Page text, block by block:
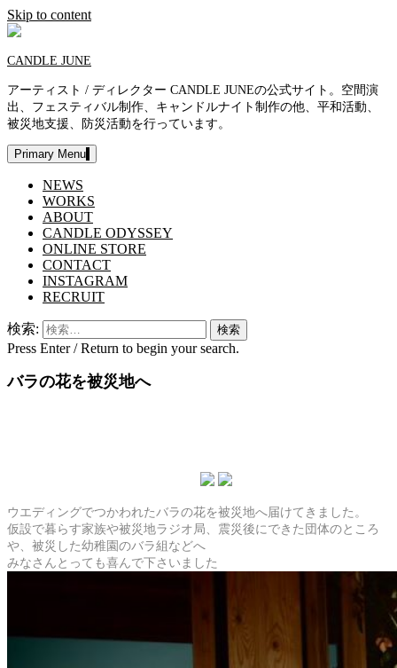
Skip to content
CANDLE JUNE
アーティスト / ディレクター CANDLE JUNEの公式サイト。空間演
出、フェスティバル制作、キャンドルナイト制作の他、平和活動、
被災地支援、防災活動を行っています。
Primary Menu
NEWS
WORKS
ABOUT
CANDLE ODYSSEY
ONLINE STORE
CONTACT
INSTAGRAM
RECRUIT
検索:
Press Enter / Return to begin your search.
バラの花を被災地へ
ウエディングでつかわれたバラの花を被災地へ届けてきました。
仮設で暮らす家族や被災地ラジオ局、震災後にできた団体のところ
や、被災した幼稚園のバラ組などへ
みなさんとっても喜んで下さいました